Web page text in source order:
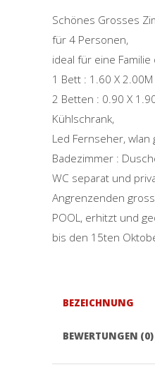
Schönes Grosses
für 4 Personen,
ideal für eine
1 Bett : 1.60 X 2.00M
2 Betten : 0.90 X
Kühlschrank,
Led Fernseher, wlan
Badezimmer :
WC separat und
Angrenzenden
POOL, erhitzt und
bis den 15ten
BEZEICHNUNG
BEWERTUNGEN (0)